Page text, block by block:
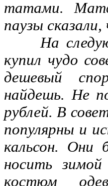
татами.
паузы
На
купил чудо
дешевый
найдешь. Не
рублей. В
популярны и
кальсон. Они
носить
костюм